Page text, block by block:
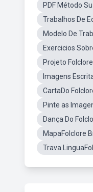
PDF Método
Trabalhos De
Modelo De
Exercicios
Projeto
Imagens
CartaDo
Pinte as
Dança Do
MapaFolclore
Trava